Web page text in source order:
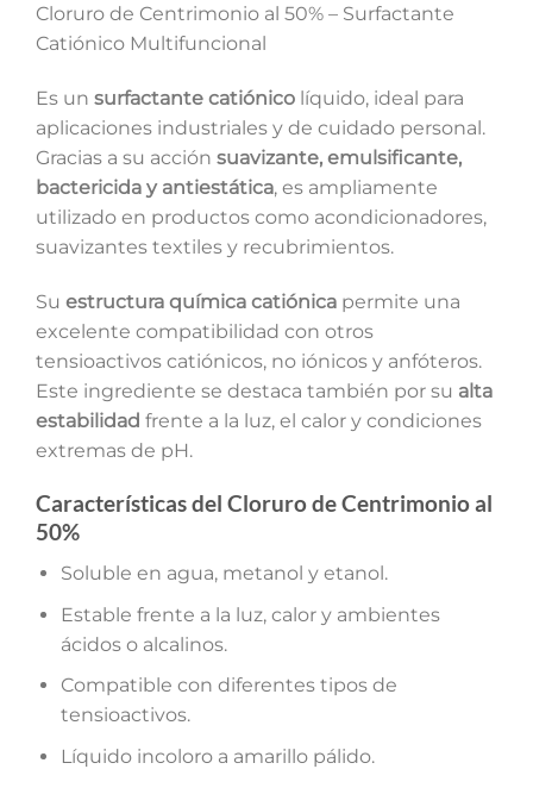
Cloruro de Centrimonio al 50% – Surfactante
Catiónico Multifuncional
Es un surfactante catiónico líquido, ideal para
aplicaciones industriales y de cuidado personal.
Gracias a su acción suavizante, emulsificante,
bactericida y antiestática, es ampliamente
utilizado en productos como acondicionadores,
suavizantes textiles y recubrimientos.
Su estructura química catiónica permite una
excelente compatibilidad con otros
tensioactivos catiónicos, no iónicos y anfóteros.
Este ingrediente se destaca también por su alta
estabilidad frente a la luz, el calor y condiciones
extremas de pH.
Características del Cloruro de Centrimonio al
50%
Soluble en agua, metanol y etanol.
Estable frente a la luz, calor y ambientes
ácidos o alcalinos.
Compatible con diferentes tipos de
tensioactivos.
Líquido incoloro a amarillo pálido.